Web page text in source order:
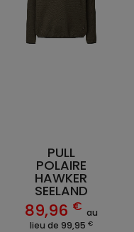
PULL
POLAIRE
HAWKER
SEELAND
89,96 € au
lieu de 99,95 €